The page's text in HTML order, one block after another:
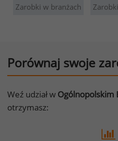
Zarobki w branżach
Porównaj swoje
Weź udział w Ogólnopolskim
otrzymasz: